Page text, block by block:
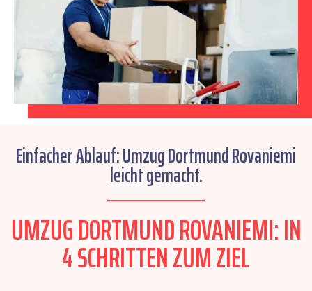
Einfacher Ablauf: Umzug Dortmund Rovaniemi
leicht gemacht.
UMZUG DORTMUND ROVANIEMI: IN
4 SCHRITTEN ZUM ZIEL